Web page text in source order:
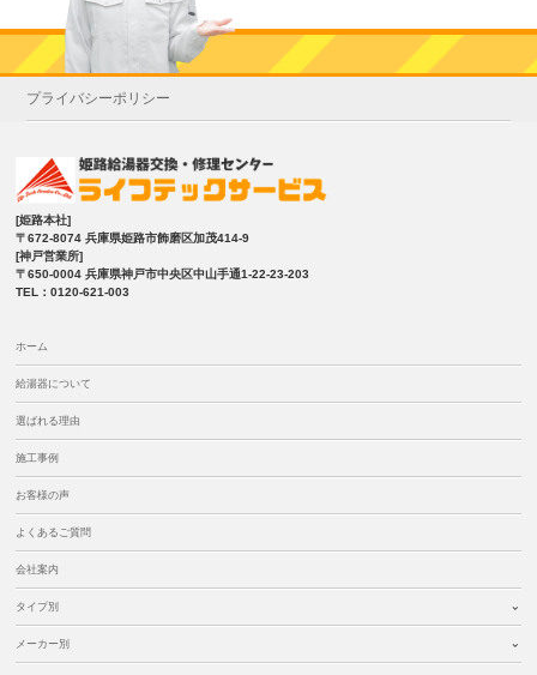
プライバシーポリシー
[姫路本社]
〒672-8074 兵庫県姫路市飾磨区加茂414-9
[神戸営業所]
〒650-0004 兵庫県神戸市中央区中山手通1-22-23-203
TEL：0120-621-003
ホーム
給湯器について
選ばれる理由
施工事例
お客様の声
よくあるご質問
会社案内
タイプ別
メーカー別